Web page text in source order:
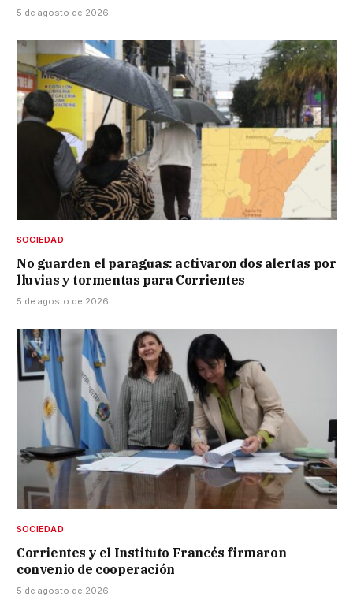
5 de agosto de 2026
SOCIEDAD
No guarden el paraguas: activaron dos alertas por
lluvias y tormentas para Corrientes
5 de agosto de 2026
SOCIEDAD
Corrientes y el Instituto Francés firmaron
convenio de cooperación
5 de agosto de 2026